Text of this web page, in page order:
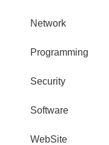
Network
Programming
Security
Software
WebSite